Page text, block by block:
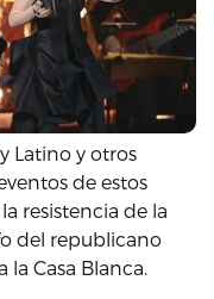
Latino y otros
de estos
resistencia de la
del republicano
Casa Blanca.